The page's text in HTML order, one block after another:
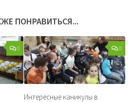
ПОНРАВИТЬСЯ...
0 0
Интересные каникулы в